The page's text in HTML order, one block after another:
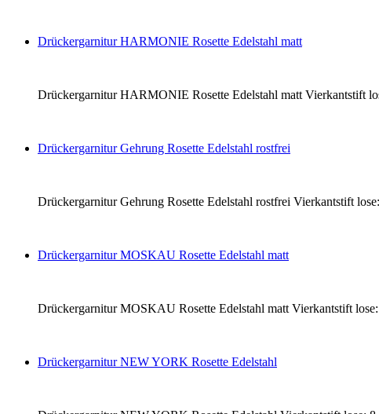
Drückergarnitur HARMONIE Rosette Edelstahl matt
Drückergarnitur HARMONIE Rosette Edelstahl matt Vierkantstift
Drückergarnitur Gehrung Rosette Edelstahl rostfrei
Drückergarnitur Gehrung Rosette Edelstahl rostfrei Vierkantstift
Drückergarnitur MOSKAU Rosette Edelstahl matt
Drückergarnitur MOSKAU Rosette Edelstahl matt Vierkantstift
Drückergarnitur NEW YORK Rosette Edelstahl